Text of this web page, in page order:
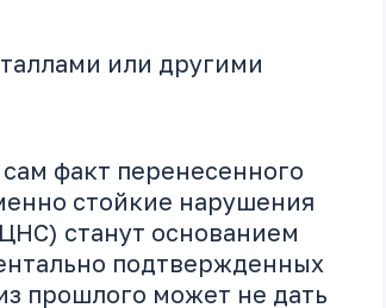
или другими
факт перенесенного
стойкие нарушения
станут основанием
подтвержденных
прошлого может не дать